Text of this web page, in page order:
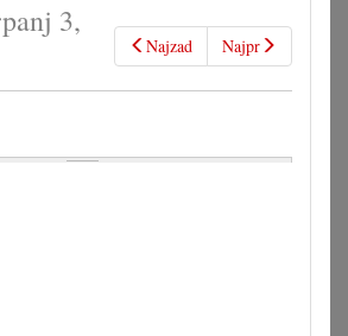
Najzad Najpr
3,